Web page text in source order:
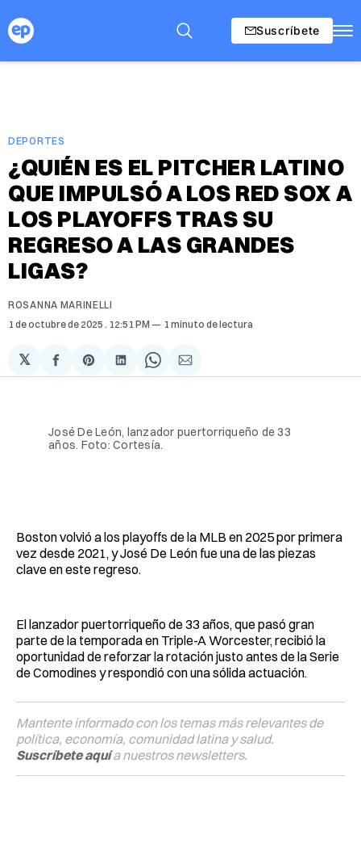
Suscríbete
DEPORTES
¿QUIÉN ES EL PITCHER LATINO
QUE IMPULSÓ A LOS RED SOX A
LOS PLAYOFFS TRAS SU
REGRESO A LAS GRANDES
LIGAS?
ROSANNA MARINELLI
1 de octubre de 2025 . 12:51 PM 1 minuto de lectura
𝕏
Compartir
en
Share
on
Compartir
en
Share
on
Compartir
via
José De León, lanzador puertorriqueño de 33
años. Foto: Cortesía.
Boston volvió a los playoffs de la MLB en 2025 por primera
vez desde 2021, y José De León fue una de las piezas
clave en este regreso.
El lanzador puertorriqueño de 33 años, que pasó gran
parte de la temporada en Triple-A Worcester, recibió la
oportunidad de reforzar la rotación justo antes de la Serie
de Comodines y respondió con una sólida actuación.
Mantente informado con los temas más relevantes de
política, economía, comunidad latina y salud.
Suscríbete aquía nuestros newsletters.